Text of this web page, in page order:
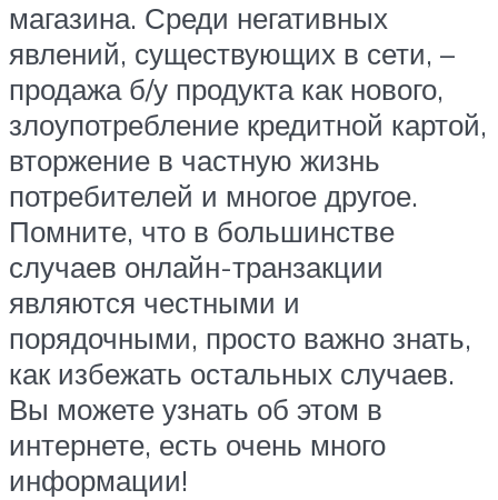
магазина. Среди негативных
явлений, существующих в сети, –
продажа б/у продукта как нового,
злоупотребление кредитной картой,
вторжение в частную жизнь
потребителей и многое другое.
Помните, что в большинстве
случаев онлайн-транзакции
являются честными и
порядочными, просто важно знать,
как избежать остальных случаев.
Вы можете узнать об этом в
интернете, есть очень много
информации!